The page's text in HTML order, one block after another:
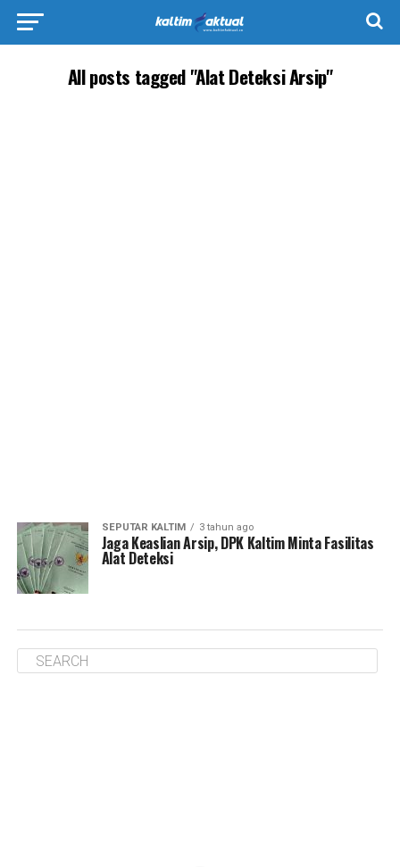
All posts tagged "Alat Deteksi Arsip"
SEPUTAR KALTIM 3 tahun ago
Jaga Keaslian Arsip, DPK Kaltim Minta Fasilitas
Alat Deteksi